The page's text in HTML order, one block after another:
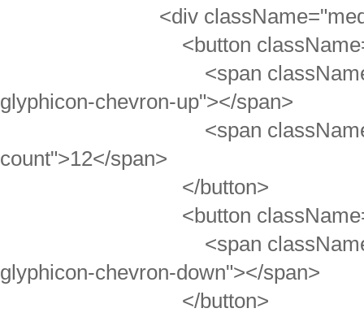
<div
<button className="btn
<span
glyphicon-chevron-up"></span>
<span
count">12</span>
</button>
<button className="btn
<span
glyphicon-chevron-down"></span>
</button>